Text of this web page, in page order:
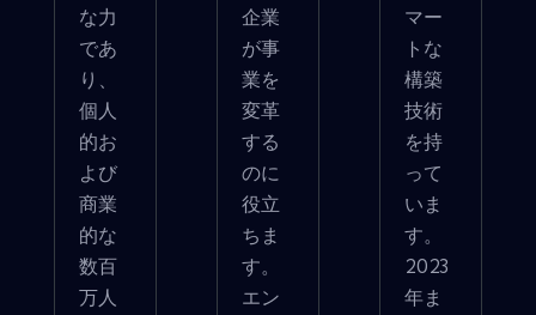
な力
であ
り、
個人
的お
よび
商業
的な
数百
万人
企業
が事
業を
変革
する
のに
役立
ちま
す。
エン
マー
トな
構築
技術
を持
って
いま
す。
2023
年ま